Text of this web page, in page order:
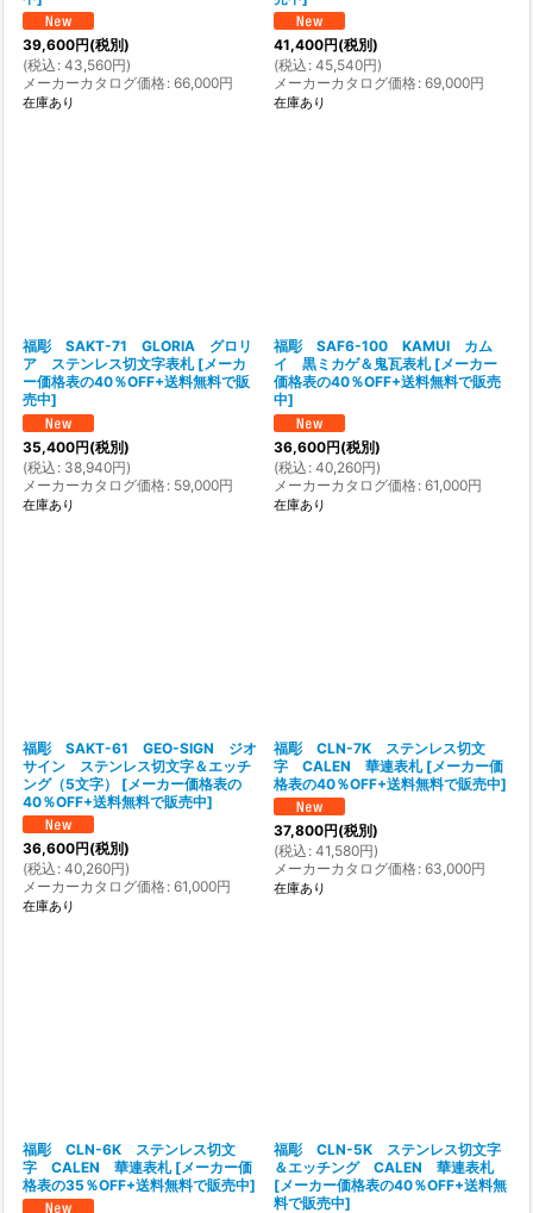
39,600円(税別)
(税込 : 43,560円)
メーカーカタログ価格: 66,000円
在庫あり
41,400円(税別)
(税込 : 45,540円)
メーカーカタログ価格: 69,000円
在庫あり
福彫 SAKT-71 GLORIA グロリ
ア ステンレス切文字表札 [メーカ
ー価格表の40％OFF+送料無料で販
売中]
35,400円(税別)
(税込 : 38,940円)
メーカーカタログ価格: 59,000円
在庫あり
福彫 SAF6-100 KAMUI カム
イ 黒ミカゲ＆鬼瓦表札 [メーカー
価格表の40％OFF+送料無料で販売
中]
36,600円(税別)
(税込 : 40,260円)
メーカーカタログ価格: 61,000円
在庫あり
福彫 SAKT-61 GEO-SIGN ジオ
サイン ステンレス切文字＆エッチ
ング（5文字）
[ メーカー価格表の
40％OFF+送料無料で販売中]
36,600円(税別)
(税込 : 40,260円)
メーカーカタログ価格: 61,000円
在庫あり
福彫 CLN-7K ステンレス切文
字 CALEN 華連表札 [ メーカー価
格表の40％OFF+送料無料で販売中]
37,800円(税別)
(税込 : 41,580円)
メーカーカタログ価格: 63,000円
在庫あり
福彫 CLN-6K ステンレス切文
字 CALEN 華連表札 [ メーカー価
格表の35％OFF+送料無料で販売中]
福彫 CLN-5K ステンレス切文字
＆エッチング CALEN 華連表札
[ メーカー価格表の40％OFF+送料無
料で販売中]